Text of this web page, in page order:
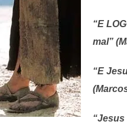
“E
mal”
“E
“Jesus